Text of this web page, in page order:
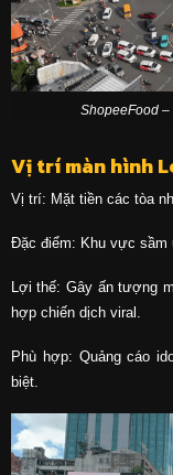
ShopeeFood
Vị trí màn hình
Vị trí: Mặt tiền các tòa
Đặc điểm: Khu vực sầm
Lợi thế: Gây ấn tượng
hợp chiến dịch viral.
Phù hợp: Quảng cáo
biệt.